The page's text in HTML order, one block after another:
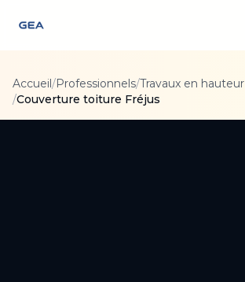
Accueil/Professionnels/Travaux en hauteur
/Couverture toiture Fréjus